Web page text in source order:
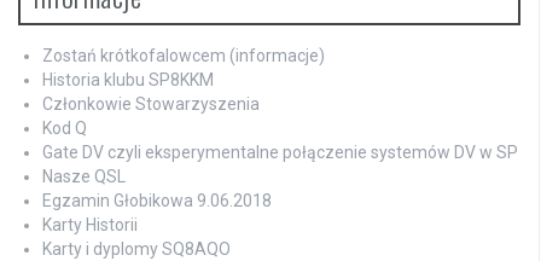
Zostań krótkofalowcem (informacje)
Historia klubu SP8KKM
Członkowie Stowarzyszenia
Kod Q
Gate DV czyli eksperymentalne połączenie systemów DV w SP
Nasze QSL
Egzamin Głobikowa 9.06.2018
Karty Historii
Karty i dyplomy SQ8AQO